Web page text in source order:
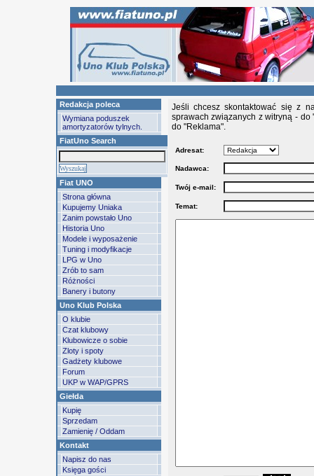
Redakcja poleca
Wymiana poduszek
amortyzatorów tylnych.
FiatUno Search
Fiat UNO
Strona główna
Kupujemy Uniaka
Zanim powstało Uno
Historia Uno
Modele i wyposażenie
Tuning i modyfikacje
LPG w Uno
Zrób to sam
Różności
Banery i butony
Uno Klub Polska
O klubie
Czat klubowy
Klubowicze o sobie
Zloty i spoty
Gadżety klubowe
Forum
UKP w WAP/GPRS
Giełda
Kupię
Sprzedam
Zamienię / Oddam
Kontakt
Napisz do nas
Księga gości
Jeśli chcesz skontaktować się z
sprawach związanych z witryną - do
do "Reklama".
Adresat:
Nadawca:
Twój e-mail:
Temat: